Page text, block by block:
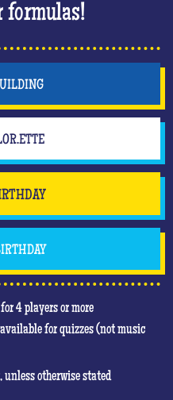
formulas!
4 players or more
for quizzes (not music
unless otherwise stated